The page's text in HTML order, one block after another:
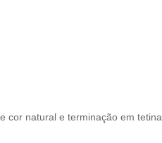
cor natural e terminação em tetina.